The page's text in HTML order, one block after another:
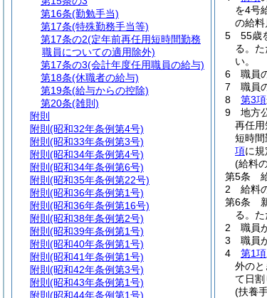
を4号
の給料
5
55歳
る。
い。
6
職員
7
職員
8
第3項
9
地方
再任用
短時間
項に
(給料
第5条
2
給料
第6条
る。
2
職員
3
職員
4
第1項
外のと
て日割
(扶養
第16条(勤勉手当)
第17条(特殊勤務手当等)
第17条の2(定年前再任用短時間勤務
職員についての適用除外)
第17条の3(会計年度任用職員の給与)
第18条(休職者の給与)
第19条(給与からの控除)
第20条(雑則)
附則
附則 (昭和32年条例第4号)
附則 (昭和33年条例第3号)
附則 (昭和34年条例第4号)
附則 (昭和34年条例第6号)
附則 (昭和35年条例第22号)
附則 (昭和36年条例第1号)
附則 (昭和36年条例第16号)
附則 (昭和38年条例第2号)
附則 (昭和39年条例第1号)
附則 (昭和40年条例第1号)
附則 (昭和41年条例第1号)
附則 (昭和42年条例第3号)
附則 (昭和43年条例第1号)
附則 (昭和44年条例第1号)